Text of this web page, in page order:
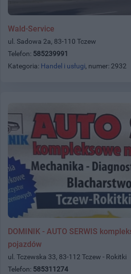
Wald-Service
ul. Sadowa 2a, 83-110 Tczew
Telefon: 585239991
Kategoria: Handel i usługi, numer: 2932
DOMINIK - AUTO SERWIS
pojazdów
ul. Tczewska 33, 83-112 Tczew - Rokitki
Telefon: 585311274